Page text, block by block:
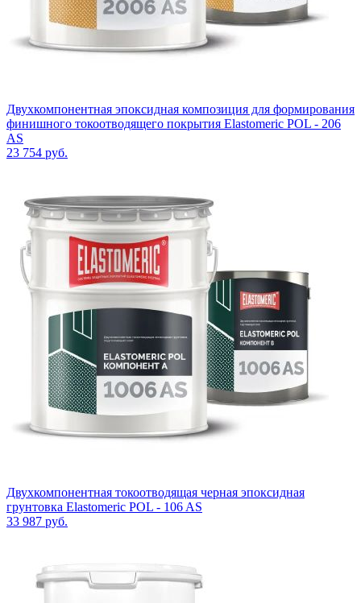
Двухкомпонентная эпоксидная композиция для формирования
финишного токоотводящего покрытия Elastomeric POL - 206
AS
23 754 руб.
Двухкомпонентная токоотводящая черная эпоксидная
грунтовка Elastomeric POL - 106 AS
33 987 руб.